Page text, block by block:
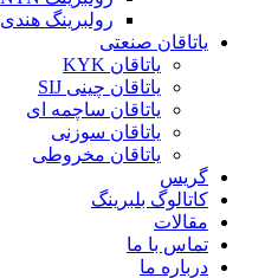
رولبرینگ هندی IJB
یاتاقان صنعتی
یاتاقان KYK
یاتاقان چینی SIJ
یاتاقان ساچمه ای
یاتاقان سوزنی
یاتاقان مخروطی
گریس
کاتالوگ بلبرینگ
مقالات
تماس با ما
درباره ما